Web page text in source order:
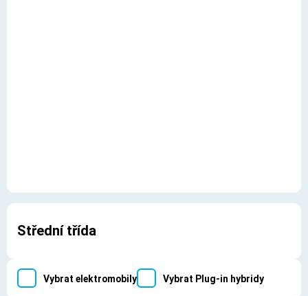
Střední třída
Vybrat elektromobily Vybrat Plug-in hybridy